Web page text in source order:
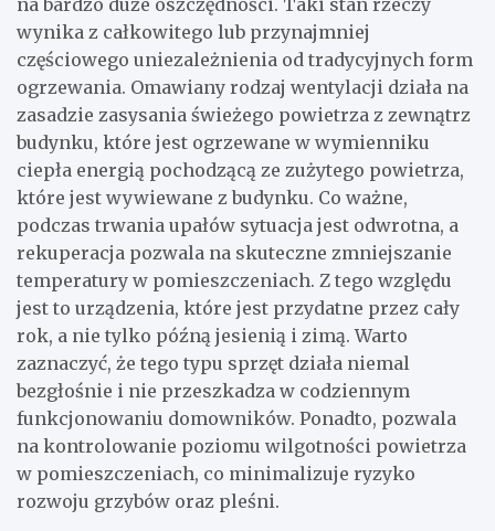
wynika z całkowitego lub przynajmniej
częściowego uniezależnienia od tradycyjnych form
ogrzewania. Omawiany rodzaj wentylacji działa na
zasadzie zasysania świeżego powietrza z zewnątrz
budynku, które jest ogrzewane w wymienniku
ciepła energią pochodzącą ze zużytego powietrza,
które jest wywiewane z budynku. Co ważne,
podczas trwania upałów sytuacja jest odwrotna, a
rekuperacja pozwala na skuteczne zmniejszanie
temperatury w pomieszczeniach. Z tego względu
jest to urządzenia, które jest przydatne przez cały
rok, a nie tylko późną jesienią i zimą. Warto
zaznaczyć, że tego typu sprzęt działa niemal
bezgłośnie i nie przeszkadza w codziennym
funkcjonowaniu domowników. Ponadto, pozwala
na kontrolowanie poziomu wilgotności powietrza
w pomieszczeniach, co minimalizuje ryzyko
rozwoju grzybów oraz pleśni.